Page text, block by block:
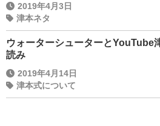
2019年4月3日
津本ネタ
ウォーターシューターとYouTube
読み
2019年4月14日
津本式について